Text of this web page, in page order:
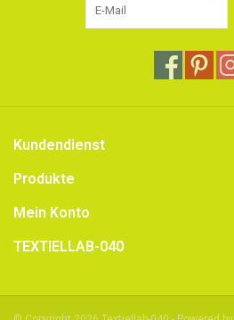
Kundendienst
Produkte
Mein Konto
TEXTIELLAB-040